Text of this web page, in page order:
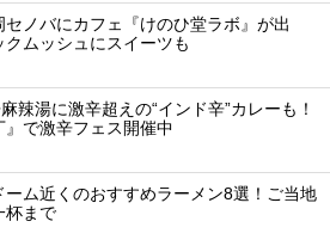
ノバにカフェ『けのひ堂ラボ』が出
クムッシュにスイーツも
辣湯に激辛超えの“インド辛”カレーも！
』で激辛フェス開催中
ーム近くのおすすめラーメン8選！ご当地
杯まで